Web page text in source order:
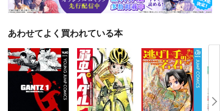
あわせてよく買われている本